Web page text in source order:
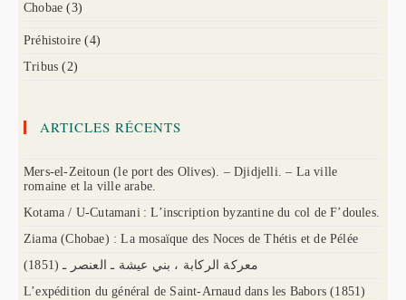
Chobae (3)
Préhistoire (4)
Tribus (2)
ARTICLES RÉCENTS
Mers-el-Zeitoun (le port des Olives). – Djidjelli. – La ville
romaine et la ville arabe.
Kotama / U-Cutamani : L’inscription byzantine du col de F’doules.
Ziama (Chobae) : La mosaïque des Noces de Thétis et de Pélée
(1851) معركة الركابة ، بني عيشة ـ العنصر ـ
L’expédition du général de Saint-Arnaud dans les Babors (1851)